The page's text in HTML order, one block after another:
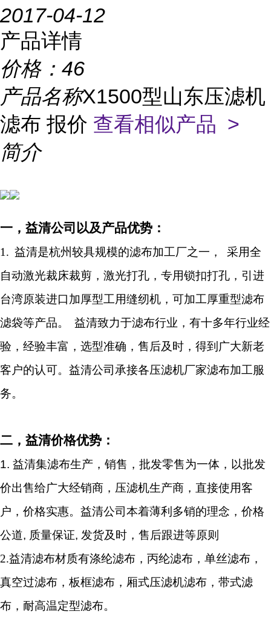
2017-04-12
产品详情
价格： 46
产品名称X1500型山东压滤机
滤布 报价 查看相似产品 >
简介
一，益清公司以及产品优势：
1. 益清是杭州较具规模的滤布加工厂之一，
采用全
自动激光裁床裁剪，激光打孔，专用锁扣打孔，引进
台湾原装进口加厚型工用缝纫机，可加工厚重型滤布
滤袋等产品。
益清致力于滤布行业，有十多年行业经
验，经验丰富，选型准确，售后及时，得到广大新老
客户的认可。 益清公司承接各压滤机厂家滤布加工服
务。
二，益清价格优势：
1. 益清集滤布生产，销售，批发零售为一体，以批发
价出售给广大经销商，压滤机生产商，直接使用客
户，价格实惠。益清公司本着薄利多销的理念，价格
公道, 质量保证, 发货及时，售后跟进等原则
2.益清滤布材质有涤纶滤布，丙纶滤布，单丝滤布，
真空过滤布，板框滤布，厢式压滤机滤布，带式滤
布，耐高温定型滤布。